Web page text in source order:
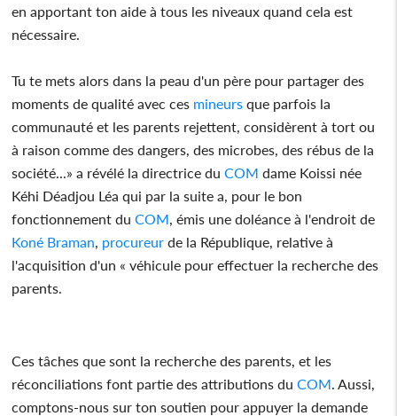
en apportant ton aide à tous les niveaux quand cela est
nécessaire.
Tu te mets alors dans la peau d'un père pour partager des
moments de qualité avec ces mineurs que parfois la
communauté et les parents rejettent, considèrent à tort ou
à raison comme des dangers, des microbes, des rébus de la
société...» a révélé la directrice du COM dame Koissi née
Kéhi Déadjou Léa qui par la suite a, pour le bon
fonctionnement du COM, émis une doléance à l'endroit de
Koné Braman, procureur de la République, relative à
l'acquisition d'un « véhicule pour effectuer la recherche des
parents.
Ces tâches que sont la recherche des parents, et les
réconciliations font partie des attributions du COM. Aussi,
comptons-nous sur ton soutien pour appuyer la demande